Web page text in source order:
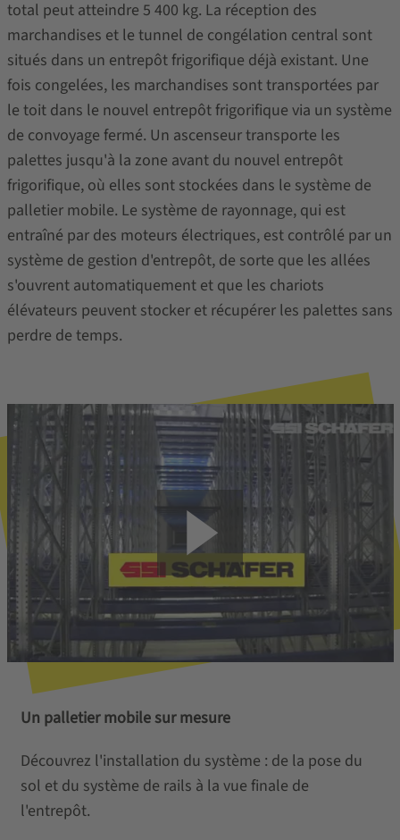
total peut atteindre 5 400 kg. La réception des
marchandises et le tunnel de congélation central sont
situés dans un entrepôt frigorifique déjà existant. Une
fois congelées, les marchandises sont transportées par
le toit dans le nouvel entrepôt frigorifique via un système
de convoyage fermé. Un ascenseur transporte les
palettes jusqu'à la zone avant du nouvel entrepôt
frigorifique, où elles sont stockées dans le système de
palletier mobile. Le système de rayonnage, qui est
entraîné par des moteurs électriques, est contrôlé par un
système de gestion d'entrepôt, de sorte que les allées
s'ouvrent automatiquement et que les chariots
élévateurs peuvent stocker et récupérer les palettes sans
perdre de temps.
Un palletier mobile sur mesure
Découvrez l'installation du système : de la pose du
sol et du système de rails à la vue finale de
l'entrepôt.